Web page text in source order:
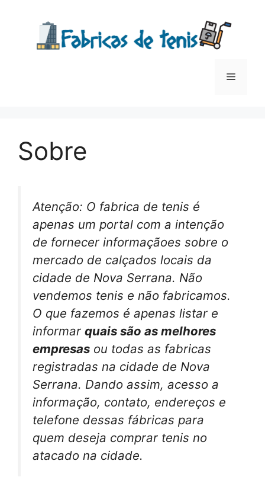
conteúdo
Menu
Sobre
Atenção: O fabrica de tenis é
apenas um portal com a intenção
de fornecer informaçãoes sobre o
mercado de calçados locais da
cidade de Nova Serrana. Não
vendemos tenis e não fabricamos.
O que fazemos é apenas listar e
informar quais são as melhores
empresas ou todas as fabricas
registradas na cidade de Nova
Serrana. Dando assim, acesso a
informação, contato, endereços e
telefone dessas fábricas para
quem deseja comprar tenis no
atacado na cidade.